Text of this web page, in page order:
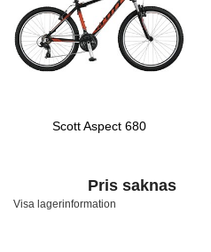
Scott Aspect 680
Pris saknas
Visa lagerinformation